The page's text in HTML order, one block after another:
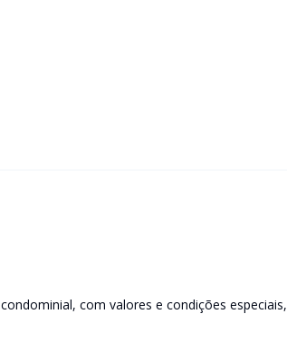
com valores e condições especiais,